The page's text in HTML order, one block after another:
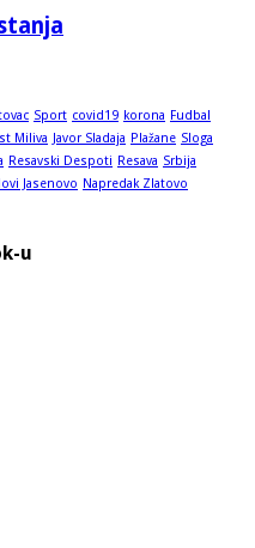
Sport covid19 korona Fudbal
Miliva Javor Sladaja Plažane Sloga
Resavski Despoti Resava Srbija
Jasenovo Napredak Zlatovo
u